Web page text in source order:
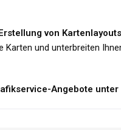
von
und unterbreiten
Angebote unter